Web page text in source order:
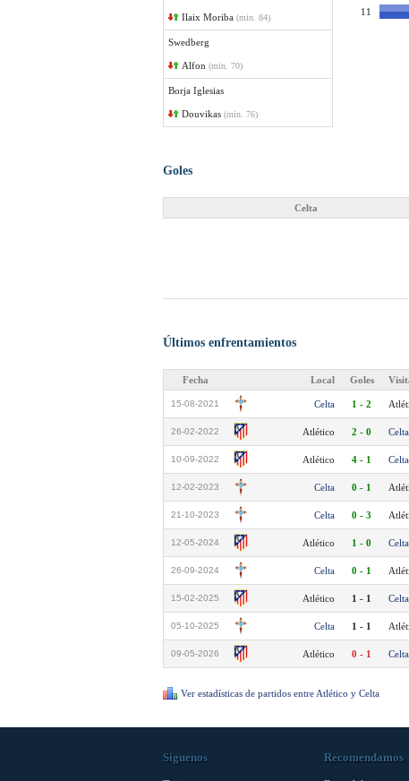
Ilaix Moriba (min. 84)
Swedberg
Alfon (min. 70)
Borja Iglesias
Douvikas (min. 76)
11
Goles
Celta
Últimos enfrentamientos
Fecha Local Goles
15-08-2021 Celta 1 - 2
26-02-2022 Atlético 2 - 0 Celta
10-09-2022 Atlético 4 - 1 Celta
12-02-2023 Celta 0 - 1
21-10-2023 Celta 0 - 3
12-05-2024 Atlético 1 - 0 Celta
26-09-2024 Celta 0 - 1
15-02-2025 Atlético 1 - 1 Celta
05-10-2025 Celta 1 - 1
09-05-2026 Atlético 0 - 1 Celta
Ver estadísticas de partidos entre Atlético y Celta
Síguenos Recomendamos